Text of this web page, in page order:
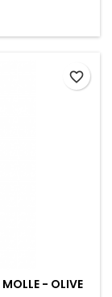
MOLLE - OLIVE
favorite_border